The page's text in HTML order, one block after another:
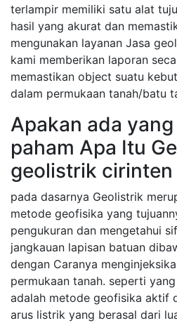
terlampir memiliki satu alat
hasil yang akurat dan
mengunakan layanan Jasa
kami memberikan laporan
memastikan object suatu
dalam permukaan tanah/batu
Apakan ada
paham Apa Itu
geolistrik cirinten
pada dasarnya Geolistrik
metode geofisika yang
pengukuran dan mengetahui
jangkauan lapisan batuan
dengan Caranya
permukaan tanah. seperti
adalah metode geofisika aktif
arus listrik yang berasal dari